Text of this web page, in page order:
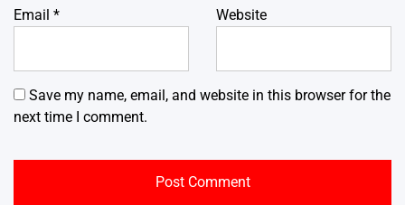
Email * Website
Save my name, email, and website in this browser for the
next time I comment.